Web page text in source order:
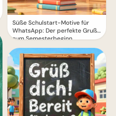
Süße Schulstart-Motive für
WhatsApp: Der perfekte Gruß
zum Semesterbeginn